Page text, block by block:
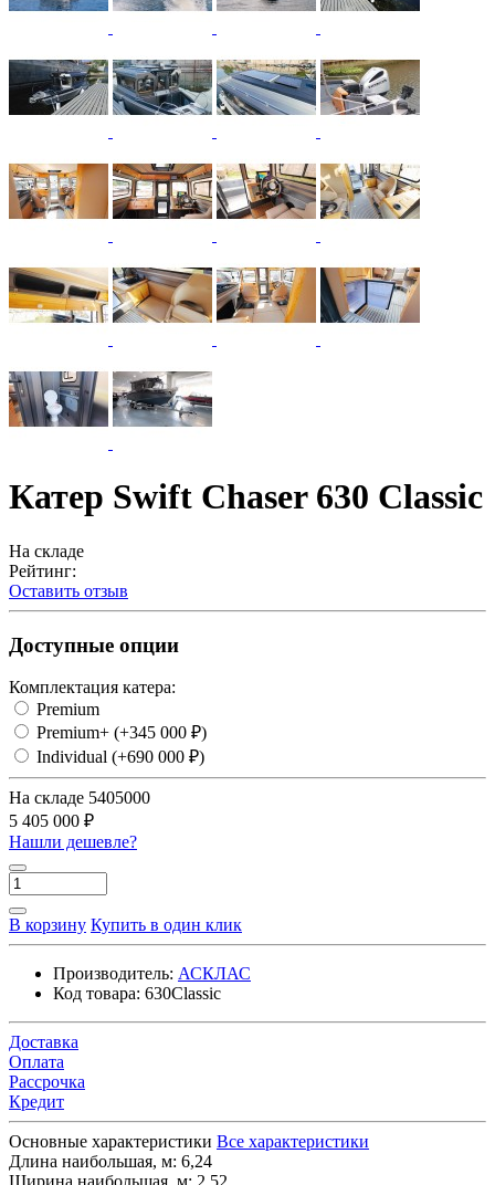
Катер Swift Chaser 630 Classic
На складе
Рейтинг:
Оставить отзыв
Доступные опции
Комплектация катера:
Premium
Premium+ (+345 000 ₽)
Individual (+690 000 ₽)
На складе 5405000
5 405 000 ₽
Нашли дешевле?
В корзину Купить в один клик
Производитель: АСКЛАС
Код товара: 630Classic
Доставка
Оплата
Рассрочка
Кредит
Основные характеристики Все характеристики
Длина наибольшая, м: 6,24